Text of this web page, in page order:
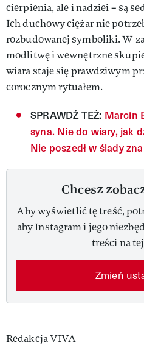
cierpienia, ale i nadziei – są
Ich duchowy ciężar nie
rozbudowanej symboliki. W
modlitwę i wewnętrzne
wiara staje się prawdziwym
corocznym rytuałem.
SPRAWDŹ TEŻ: Marcin
syna. Nie do wiary, jak
Nie poszedł w ślady
Chcesz
Aby wyświetlić tę treść,
aby Instagram i jego
treści na
Zmień
Authors
Redakcja VIVA